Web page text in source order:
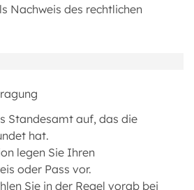
Nachweis des rechtlichen
Standesamt auf, das die
hat.
legen Sie Ihren
oder Pass vor.
Sie in der Regel vorab bei